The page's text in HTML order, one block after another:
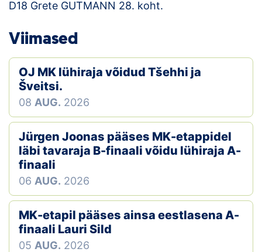
Galerii
Kaardid
Kalender
Koondised
Tule klubisse!
Tulemused
Dokumendid
Suletud maastikud
D18 Grete GUTMANN 28. koht.
Viimased
OJ MK lühiraja võidud Tšehhi ja
Šveitsi.
08 AUG. 2026
Jürgen Joonas pääses MK-etappidel
läbi tavaraja B-finaali võidu lühiraja A-
finaali
06 AUG. 2026
MK-etapil pääses ainsa eestlasena A-
finaali Lauri Sild
05 AUG. 2026